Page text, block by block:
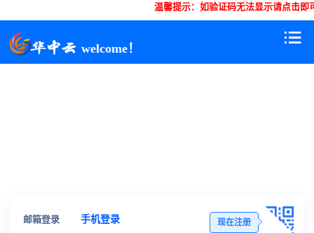
温馨提示：如验证码无法显示请点击
welcome！
邮箱登录 手机登录 现在注册